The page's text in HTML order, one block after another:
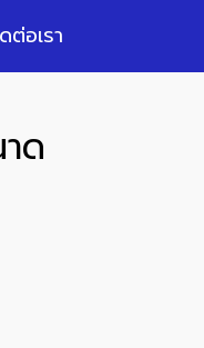
ต่อเรา
ด